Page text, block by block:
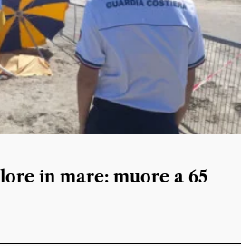
in mare: muore a 65